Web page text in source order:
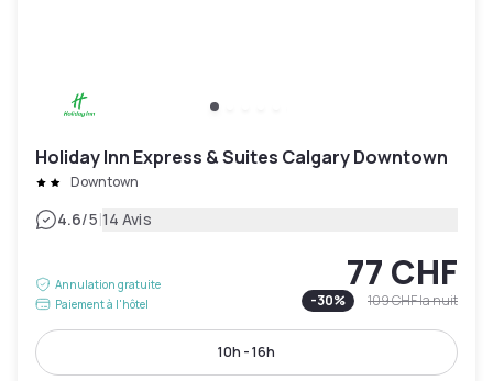
Holiday Inn Express & Suites Calgary Downtown
Downtown
4.6/5|14 Avis
Annulation gratuite
Paiement à l'hôtel
77 CHF
-30% 109 CHFla nuit
10h - 16h